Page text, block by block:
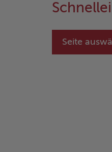
Seite